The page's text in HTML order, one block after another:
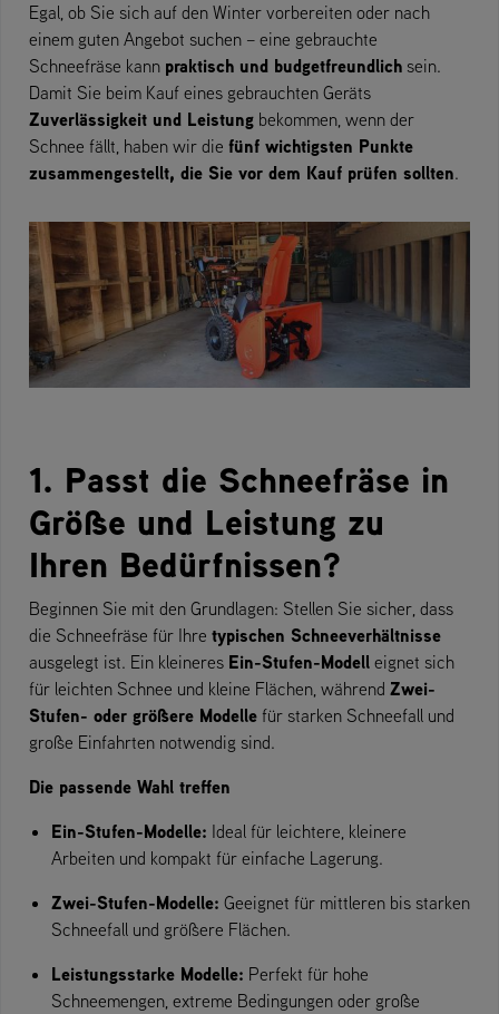
Egal, ob Sie sich auf den Winter vorbereiten oder nach
einem guten Angebot suchen – eine gebrauchte
Schneefräse kann praktisch und budgetfreundlich sein.
Damit Sie beim Kauf eines gebrauchten Geräts
Zuverlässigkeit und Leistung bekommen, wenn der
Schnee fällt, haben wir die fünf wichtigsten Punkte
zusammengestellt, die Sie vor dem Kauf prüfen sollten.
1. Passt die Schneefräse in
Größe und Leistung zu
Ihren Bedürfnissen?
Beginnen Sie mit den Grundlagen: Stellen Sie sicher, dass
die Schneefräse für Ihre typischen Schneeverhältnisse
ausgelegt ist. Ein kleineres Ein-Stufen-Modell eignet sich
für leichten Schnee und kleine Flächen, während Zwei-
Stufen- oder größere Modelle für starken Schneefall und
große Einfahrten notwendig sind.
Die passende Wahl treffen
Ein-Stufen-Modelle: Ideal für leichtere, kleinere
Arbeiten und kompakt für einfache Lagerung.
Zwei-Stufen-Modelle: Geeignet für mittleren bis starken
Schneefall und größere Flächen.
Leistungsstarke Modelle: Perfekt für hohe
Schneemengen, extreme Bedingungen oder große